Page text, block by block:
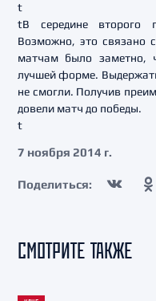
t
tВ середине второго
Возможно, это связано
матчам было заметно,
лучшей форме.
не смогли. Получив
довели матч до победы.
t
7 ноября 2014 г.
Поделиться:
СМОТРИТЕ ТАКЖЕ